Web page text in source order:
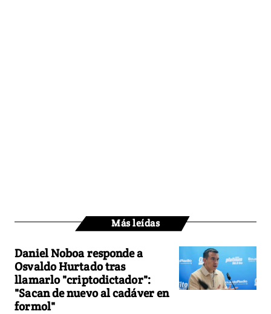
Más leídas
Daniel Noboa responde a
Osvaldo Hurtado tras
llamarlo "criptodictador":
"Sacan de nuevo al cadáver en
formol"